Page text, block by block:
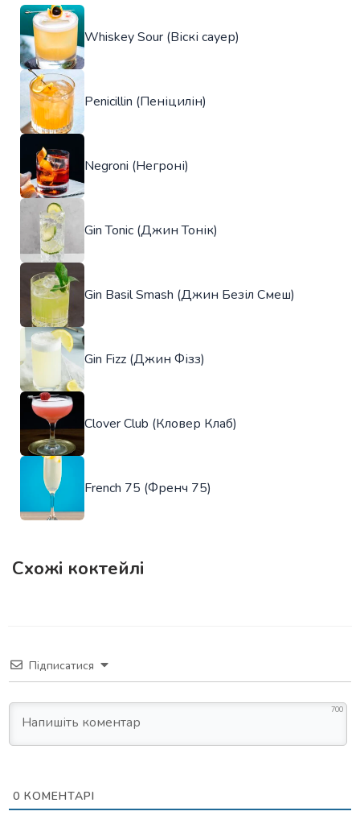
Whiskey Sour (Віскі сауер)
Penicillin (Пеніцилін)
Negroni (Негроні)
Gin Tonic (Джин Тонік)
Gin Basil Smash (Джин Безіл Смеш)
Gin Fizz (Джин Фізз)
Clover Club (Кловер Клаб)
French 75 (Френч 75)
Схожі коктейлі
Підписатися
700
0 КОМЕНТАРІ